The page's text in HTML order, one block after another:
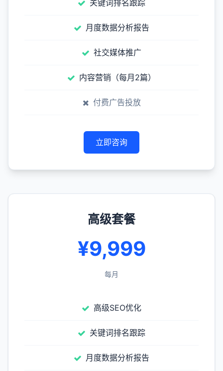
关键词排名跟踪
月度数据分析报告
社交媒体推广
内容营销（每月2篇）
付费广告投放
立即咨询
高级套餐
¥9,999
每月
高级SEO优化
关键词排名跟踪
月度数据分析报告